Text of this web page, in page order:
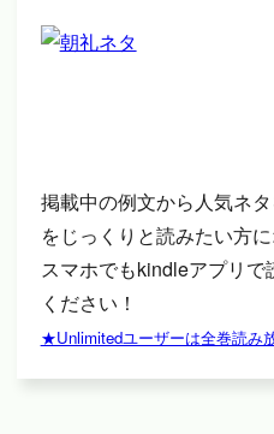
掲載中の例文から人気ネ
をじっくりと読みたい方に
スマホでもkindleアプリ
ください！
★Unlimitedユーザーは全巻読み